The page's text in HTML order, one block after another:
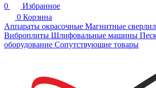
0
Избранное
0 Корзина
Аппараты окрасочные Магнитные
Виброплиты Шлифовальные машины
оборудование Сопутствующие товары